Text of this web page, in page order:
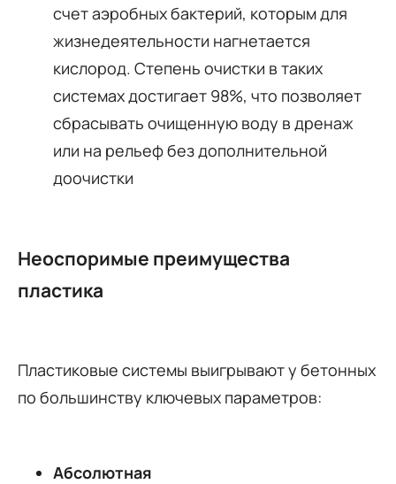
счет аэробных бактерий, которым для
жизнедеятельности нагнетается
кислород. Степень очистки в таких
системах достигает 98%, что позволяет
сбрасывать очищенную воду в дренаж
или на рельеф без дополнительной
доочистки
Неоспоримые преимущества
пластика
Пластиковые системы выигрывают у бетонных
по большинству ключевых параметров:
Абсолютная